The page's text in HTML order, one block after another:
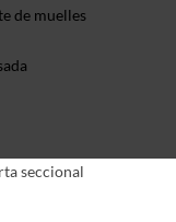
de muelles
seccional